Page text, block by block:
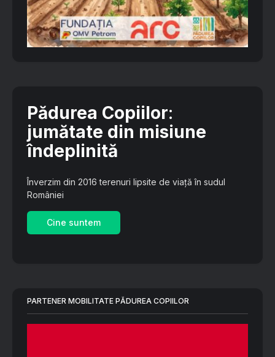
Pădurea Copiilor:
jumătate din misiune
îndeplinită
Înverzim din 2016 terenuri lipsite de viață în sudul
României
Cine suntem
PARTENER MOBILITATE PĂDUREA COPIILOR